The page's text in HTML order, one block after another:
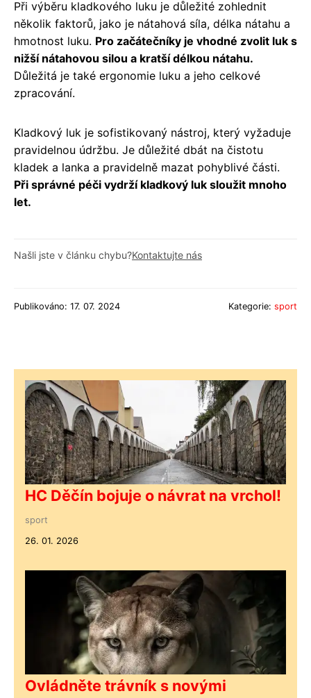
Při výběru kladkového luku je důležité zohlednit
několik faktorů, jako je nátahová síla, délka nátahu a
hmotnost luku. Pro začátečníky je vhodné zvolit luk s
nižší nátahovou silou a kratší délkou nátahu.
Důležitá je také ergonomie luku a jeho celkové
zpracování.
Kladkový luk je sofistikovaný nástroj, který vyžaduje
pravidelnou údržbu. Je důležité dbát na čistotu
kladek a lanka a pravidelně mazat pohyblivé části.
Při správné péči vydrží kladkový luk sloužit mnoho
let.
Našli jste v článku chybu?Kontaktujte nás
Publikováno: 17. 07. 2024 Kategorie: sport
HC Děčín bojuje o návrat na vrchol!
sport
26. 01. 2026
Ovládněte trávník s novými